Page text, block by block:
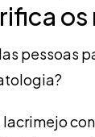
os
pessoas